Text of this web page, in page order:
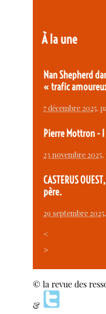
À la une
Nan Shepherd
« trafic
7 décembre 2025,
Pierre Mottron -
23 novembre 2025
CASTERUS
père.
29 septembre 2025
<
>
© la revue des
&